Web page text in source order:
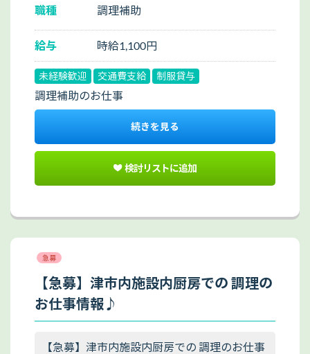
職種 調理補助
給与 時給1,100円
未経験歓迎 交通費支給 制服貸与
調理補助のお仕事
続きを見る
検討リストに追加
【急募】津市内施設内厨房での 調理の
お仕事情報♪
急募
【急募】津市内施設内厨房での 調理のお仕事